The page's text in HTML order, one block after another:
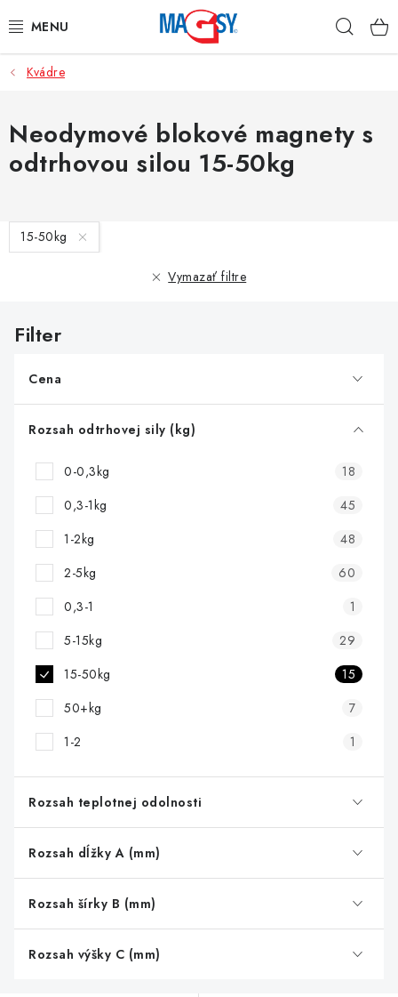
na
HLAVNÉ KATEGÓRIE
MAGNETICKÉ POMÔCKY
PRIEMYSELNÉ MAGNETY
Kontakt
Kvádre
Neodymové blokové magnety s
odtrhovou silou 15-50kg
V
ý
s
o
15-50kg
Vymazať filtre
Cena
Rozsah odtrhovej sily (kg)
0-0,3kg
18
0,3-1kg
45
1-2kg
48
2-5kg
60
0,3-1
1
5-15kg
29
15-50kg
15
50+kg
7
1-2
1
Rozsah teplotnej odolnosti
Rozsah dĺžky A (mm)
Rozsah šírky B (mm)
Rozsah výšky C (mm)